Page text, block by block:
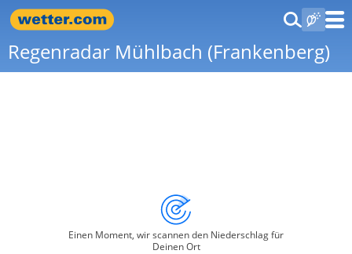
Regenradar Mühlbach (Frankenberg)
Einen Moment, wir scannen den Niederschlag für
Deinen Ort